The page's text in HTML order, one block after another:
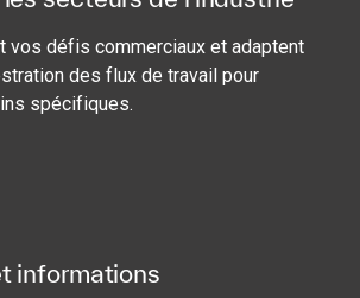
vos défis commerciaux et adaptent
des flux de travail pour
spécifiques.
informations